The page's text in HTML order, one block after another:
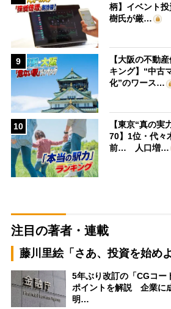
柄】イベント
樹氏が厳…
9
【大阪の不動
キング】“中古
化”のワース…
10
【東京“真の実
70】1位・代々
前… 人口増…
注目の著者・連載
藤川里絵「さあ、投資を始め
5年ぶり改訂の「CGコー
ポイントを解説 企業に
明…